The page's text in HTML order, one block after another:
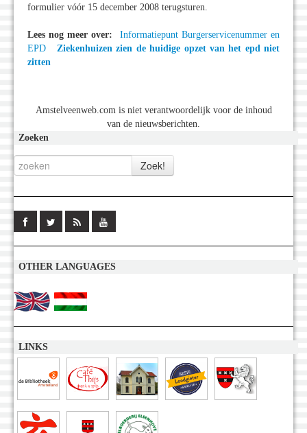
formulier vóór 15 december 2008 terugsturen.
Lees nog meer over: Informatiepunt Burgerservicenummer en
EPD
Ziekenhuizen zien de huidige opzet van het epd niet
zitten
Amstelveenweb.com is niet verantwoordelijk voor de inhoud
van de nieuwsberichten.
Zoeken
OTHER LANGUAGES
LINKS